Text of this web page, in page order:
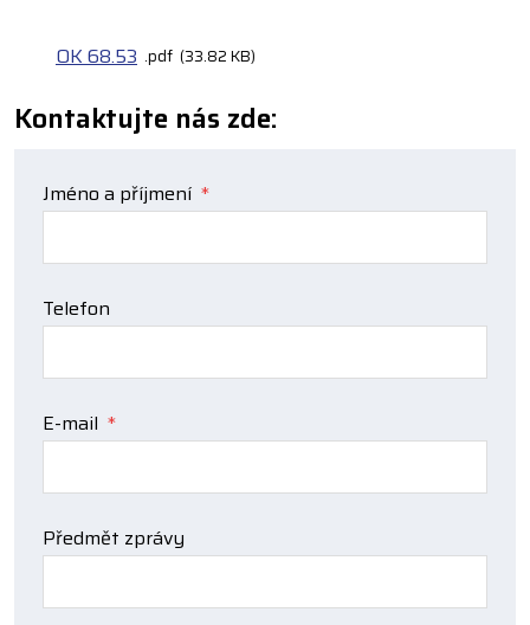
OK 68.53 pdf 33.82 KB
Kontaktujte nás zde:
Jméno a příjmení *
Telefon
E-mail *
Předmět zprávy